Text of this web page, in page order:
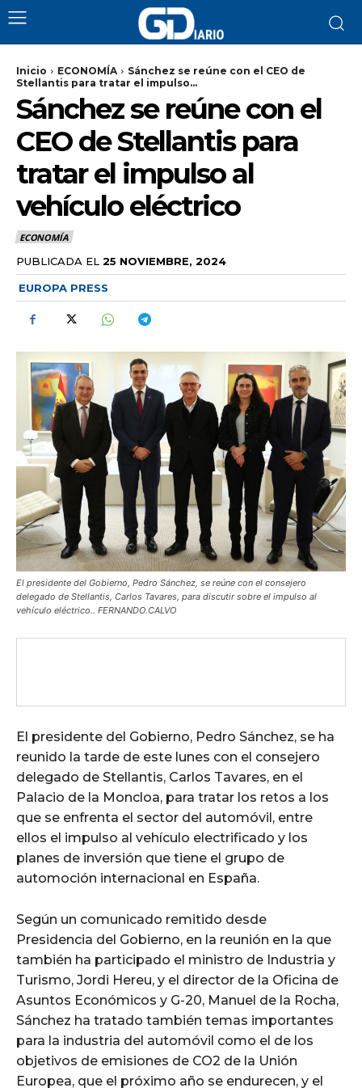
Inicio ECONOMÍA
Sánchez se reúne con el CEO de
Stellantis para tratar el impulso...
Sánchez se reúne con el
CEO de Stellantis para
tratar el impulso al
vehículo eléctrico
ECONOMÍA
PUBLICADA EL 25 NOVIEMBRE, 2024
EUROPA PRESS
El presidente del Gobierno, Pedro Sánchez, se reúne con el consejero
delegado de Stellantis, Carlos Tavares, para discutir sobre el impulso al
vehículo eléctrico.. FERNANDO.CALVO
El presidente del Gobierno, Pedro Sánchez, se ha
reunido la tarde de este lunes con el consejero
delegado de Stellantis, Carlos Tavares, en el
Palacio de la Moncloa, para tratar los retos a los
que se enfrenta el sector del automóvil, entre
ellos el impulso al vehículo electrificado y los
planes de inversión que tiene el grupo de
automoción internacional en España.
Según un comunicado remitido desde
Presidencia del Gobierno, en la reunión en la que
también ha participado el ministro de Industria y
Turismo, Jordi Hereu, y el director de la Oficina de
Asuntos Económicos y G-20, Manuel de la Rocha,
Sánchez ha tratado también temas importantes
para la industria del automóvil como el de los
objetivos de emisiones de CO2 de la Unión
Europea, que el próximo año se endurecen, y el